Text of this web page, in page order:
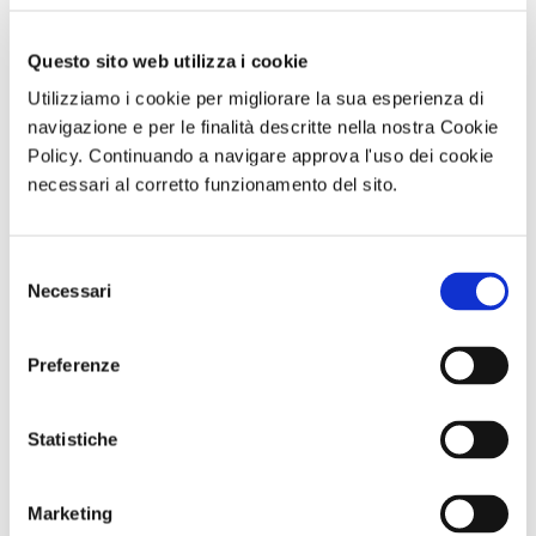
Questo sito web utilizza i cookie
Utilizziamo i cookie per migliorare la sua esperienza di
navigazione e per le finalità descritte nella nostra Cookie
Policy. Continuando a navigare approva l'uso dei cookie
necessari al corretto funzionamento del sito.
delNecessari
Preferenze
Statistiche
Marketing
Visita guidata
VILLA REGINA E
Domenica 06
Abbonameni
Trenitalia
Comunicato n. 23